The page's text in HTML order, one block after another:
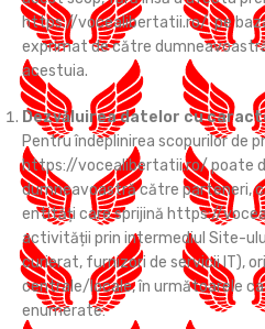
https://vocealibertatii.ro/ pe
exprimat de către
acestuia.
Dezvăluirea datelor cu
Pentru îndeplinirea scopurilor de
https://vocealibertatii.ro/ poate
dumneavoastră către parteneri,
entități care sprijină https://
activității prin intermediul Site-
curierat, furnizori de servicii IT),
centrale/locale, în următoarele
enumerate: